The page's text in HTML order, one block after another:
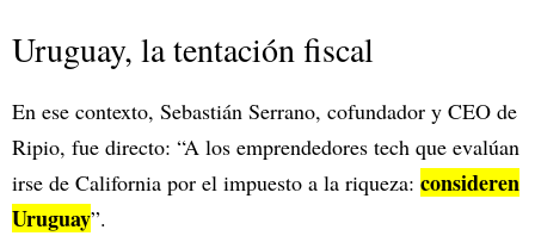
Uruguay, la tentación fiscal
En ese contexto, Sebastián Serrano, cofundador y CEO de
Ripio, fue directo: “A los emprendedores tech que evalúan
irse de California por el impuesto a la riqueza: consideren
Uruguay”.